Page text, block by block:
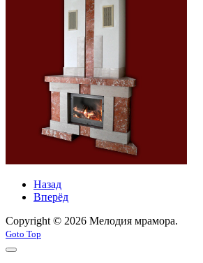
Назад
Вперёд
Copyright © 2026 Мелодия мрамора.
Goto Top